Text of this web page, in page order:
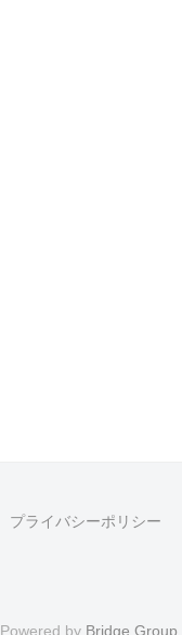
プライバシーポリシー
Powered by Bridge Group